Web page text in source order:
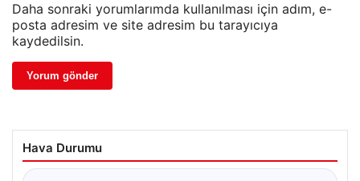
Daha sonraki yorumlarımda kullanılması için adım, e-
posta adresim ve site adresim bu tarayıcıya
kaydedilsin.
Hava Durumu